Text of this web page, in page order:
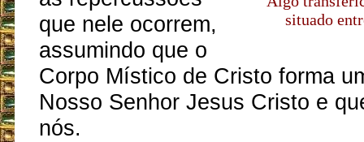
situado
que nele ocorrem,
assumindo que o
Corpo Místico de Cristo forma
Nosso Senhor Jesus Cristo e
nós.